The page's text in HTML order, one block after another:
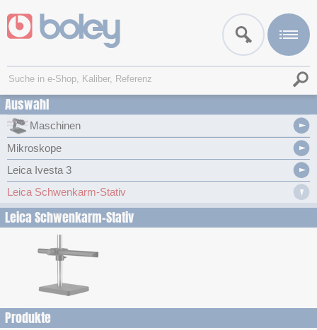
Auswahl
Maschinen
Mikroskope
Leica Ivesta 3
Leica Schwenkarm-Stativ
Leica Schwenkarm-Stativ
Produkte